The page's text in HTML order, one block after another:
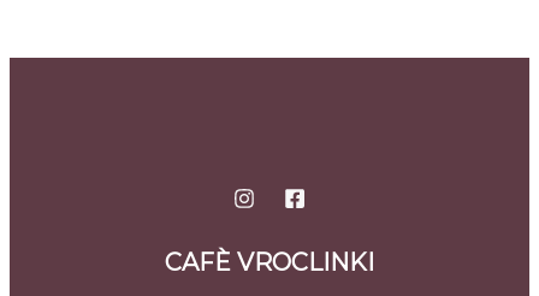
CAFÈ VROCLINKI